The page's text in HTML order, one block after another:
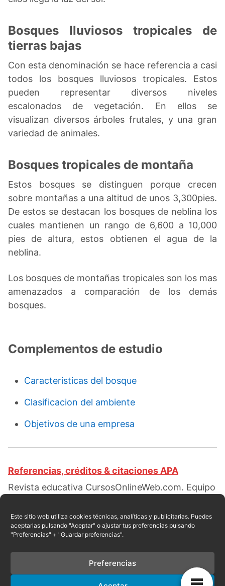
Este sitio web utiliza cookies técnicas, analíticas y publicitarias. Puedes
aceptarlas pulsando "Aceptar" o ajustar tus preferencias pulsando
"Preferencias" + "Guardar preferencias".
Preferencias
Bosques lluviosos tropicales de
tierras bajas
Con esta denominación se hace referencia a casi
todos los bosques lluviosos tropicales. Estos
pueden representar diversos niveles
escalonados de vegetación. En ellos se
visualizan diversos árboles frutales, y una gran
variedad de animales.
Bosques tropicales de montaña
Estos bosques se distinguen porque crecen
sobre montañas a una altitud de unos 3,300pies.
De estos se destacan los bosques de neblina los
cuales mantienen un rango de 6,600 a 10,000
pies de altura, estos obtienen el agua de la
neblina.
Los bosques de montañas tropicales son los mas
amenazados a comparación de los demás
bosques.
Complementos de estudio
Caracteristicas del bosque
Clasificacion del ambiente
Objetivos de una empresa
Referencias, créditos & citaciones APA
Revista educativa CursosOnlineWeb.com. Equipo
bosques. Escrito por:Elizabeth Ramírez
Pantaleón. Obtenido en fecha 08, 2026, desde el
https://cursosonlineweb.com/tipos-
de-bosques.html